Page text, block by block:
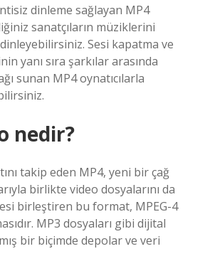
dinleme sağlayan MP4
sanatçıların müziklerini
Sesi kapatma ve
yanı sıra şarkılar arasında
sunan MP4 oynatıcılarla
nedir?
takip eden MP4, yeni bir çağ
birlikte video dosyalarını da
birleştiren bu format, MPEG-4
MP3 dosyaları gibi dijital
bir biçimde depolar ve veri